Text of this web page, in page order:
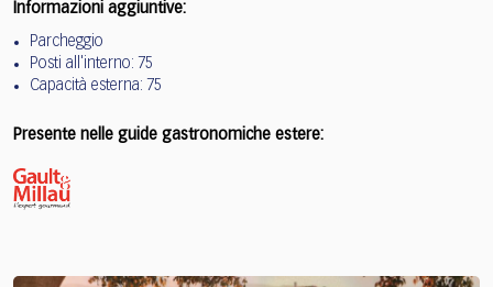
Informazioni aggiuntive:
Parcheggio
Posti all'interno: 75
Capacità esterna: 75
Presente nelle guide gastronomiche estere: